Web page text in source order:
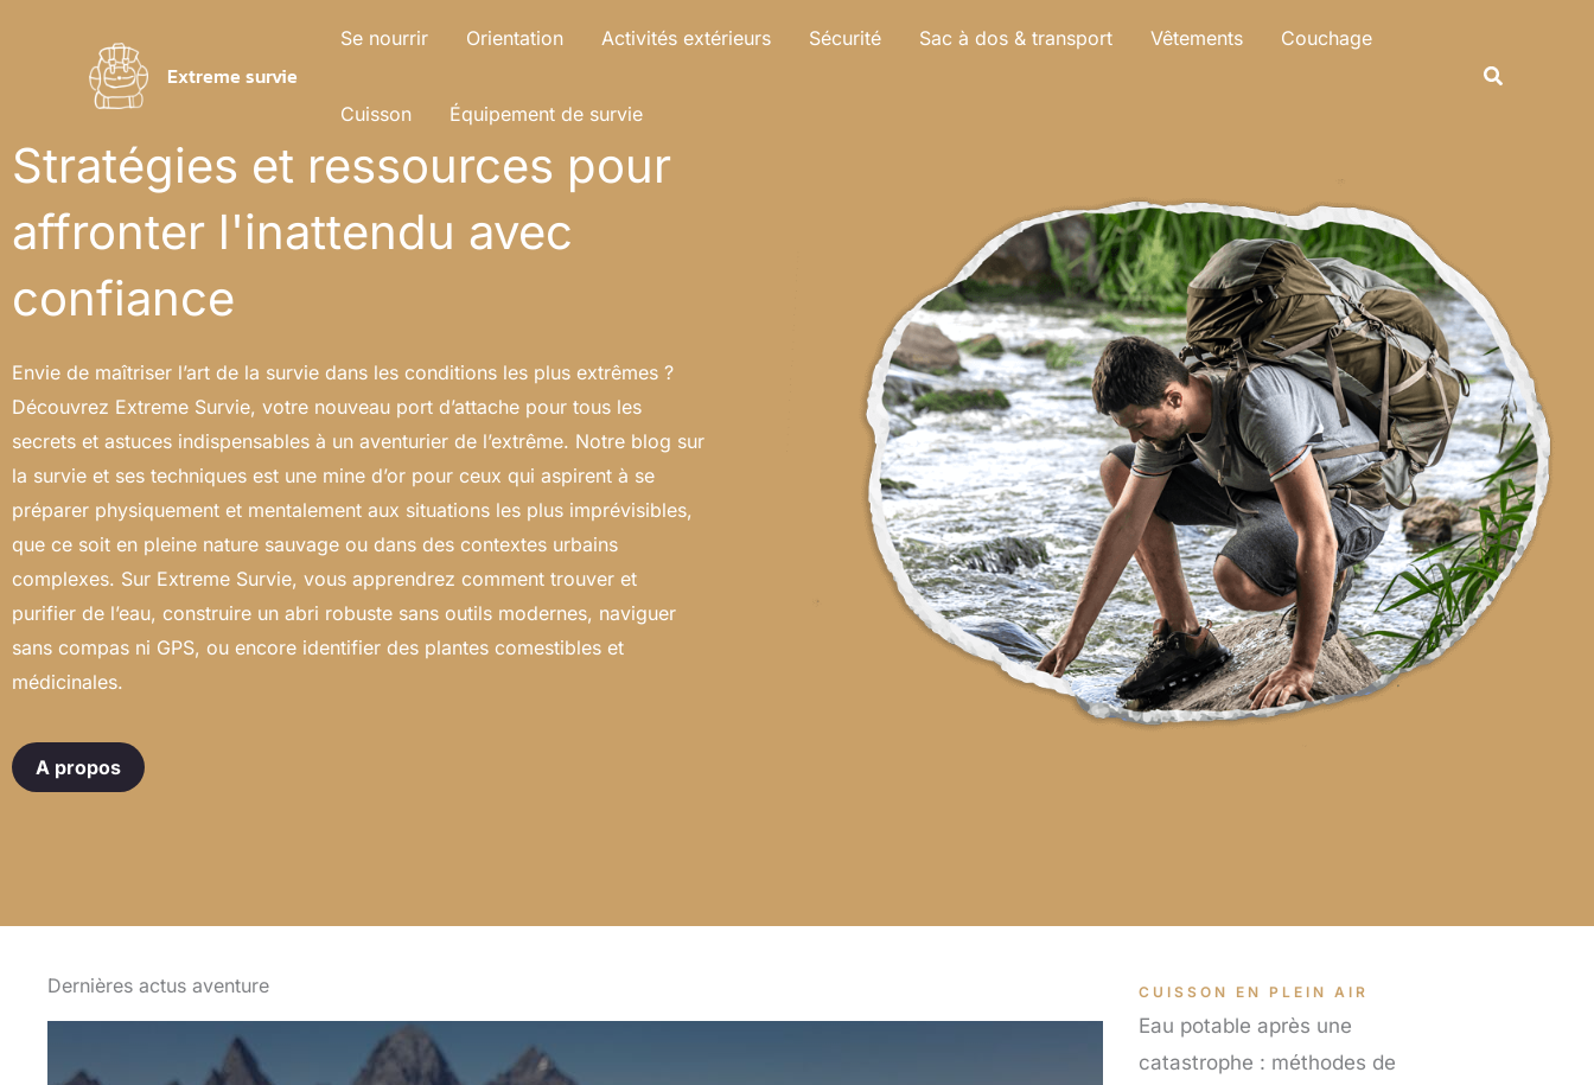
Extreme survie
Se nourrir Orientation Activités extérieurs Sécurité Sac à dos & transport Vêtements Couchage
Cuisson Équipement de survie
Stratégies et ressources pour
affronter l'inattendu avec
confiance
Envie de maîtriser l’art de la survie dans les conditions les plus extrêmes ?
Découvrez Extreme Survie, votre nouveau port d’attache pour tous les
secrets et astuces indispensables à un aventurier de l’extrême. Notre blog sur
la survie et ses techniques est une mine d’or pour ceux qui aspirent à se
préparer physiquement et mentalement aux situations les plus imprévisibles,
que ce soit en pleine nature sauvage ou dans des contextes urbains
complexes. Sur Extreme Survie, vous apprendrez comment trouver et
purifier de l’eau, construire un abri robuste sans outils modernes, naviguer
sans compas ni GPS, ou encore identifier des plantes comestibles et
médicinales.
A propos
Dernières actus aventure CUISSON EN PLEIN AIR
Eau potable après une
catastrophe : méthodes de